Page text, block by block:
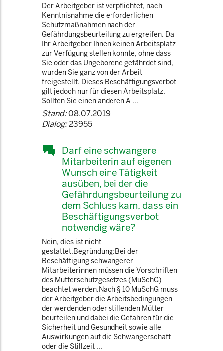
Der Arbeitgeber ist verpflichtet, nach
Kenntnisnahme die erforderlichen
Schutzmaßnahmen nach der
Gefährdungsbeurteilung zu ergreifen. Da
Ihr Arbeitgeber Ihnen keinen Arbeitsplatz
zur Verfügung stellen konnte, ohne dass
Sie oder das Ungeborene gefährdet sind,
wurden Sie ganz von der Arbeit
freigestellt. Dieses Beschäftigungsverbot
gilt jedoch nur für diesen Arbeitsplatz.
Sollten Sie einen anderen A ...
Stand:08.07.2019
Dialog:23955
Darf eine schwangere
Mitarbeiterin auf eigenen
Wunsch eine Tätigkeit
ausüben, bei der die
Gefährdungsbeurteilung zu
dem Schluss kam, dass ein
Beschäftigungsverbot
notwendig wäre?
Nein, dies ist nicht
gestattet.Begründung:Bei der
Beschäftigung schwangerer
Mitarbeiterinnen müssen die Vorschriften
des Mutterschutzgesetzes (MuSchG)
beachtet werden.Nach § 10 MuSchG muss
der Arbeitgeber die Arbeitsbedingungen
der werdenden oder stillenden Mütter
beurteilen und dabei die Gefahren für die
Sicherheit und Gesundheit sowie alle
Auswirkungen auf die Schwangerschaft
oder die Stillzeit ...